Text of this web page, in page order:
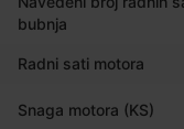
bubnja
Radni sati motora
Snaga motora (KS)